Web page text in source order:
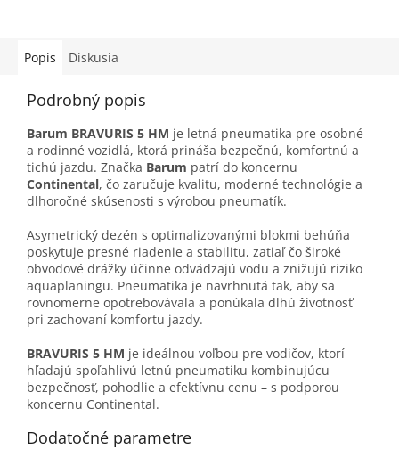
Popis Diskusia
Podrobný popis
Barum BRAVURIS 5 HM je letná pneumatika pre osobné
a rodinné vozidlá, ktorá prináša bezpečnú, komfortnú a
tichú jazdu. Značka Barum patrí do koncernu
Continental, čo zaručuje kvalitu, moderné technológie a
dlhoročné skúsenosti s výrobou pneumatík.
Asymetrický dezén s optimalizovanými blokmi behúňa
poskytuje presné riadenie a stabilitu, zatiaľ čo široké
obvodové drážky účinne odvádzajú vodu a znižujú riziko
aquaplaningu. Pneumatika je navrhnutá tak, aby sa
rovnomerne opotrebovávala a ponúkala dlhú životnosť
pri zachovaní komfortu jazdy.
BRAVURIS 5 HM je ideálnou voľbou pre vodičov, ktorí
hľadajú spoľahlivú letnú pneumatiku kombinujúcu
bezpečnosť, pohodlie a efektívnu cenu – s podporou
koncernu Continental.
Dodatočné parametre